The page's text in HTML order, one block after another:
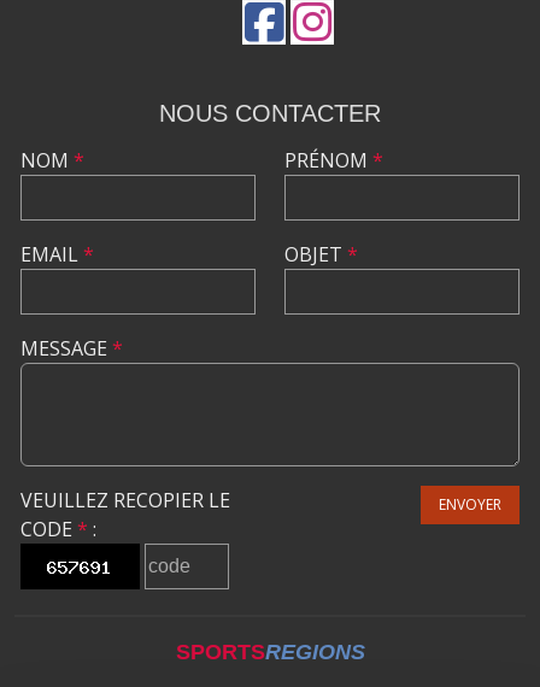
NOUS CONTACTER
NOM *
EMAIL*
PRÉNOM *
OBJET *
MESSAGE *
VEUILLEZ RECOPIER LE
CODE * :
ENVOYER
SPORTSREGIONS